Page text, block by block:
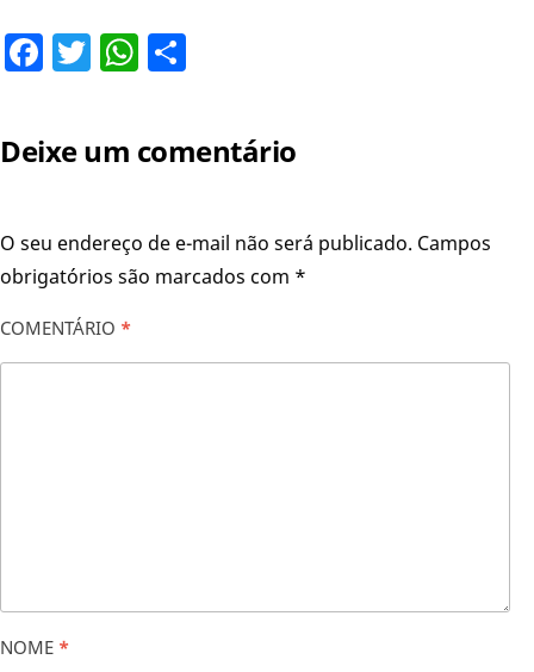
Facebook
TwitterWhatsApp
Deixe um comentário
O seu endereço de e-mail não será publicado. Campos
obrigatórios são marcados com *
COMENTÁRIO *
NOME *